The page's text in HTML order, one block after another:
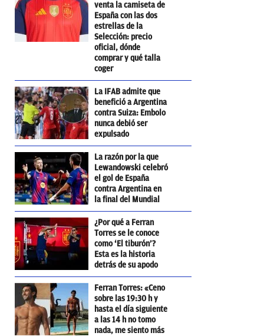
venta la camiseta de
España con las dos
estrellas de la
Selección: precio
oficial, dónde
comprar y qué talla
coger
La IFAB admite que
benefició a Argentina
contra Suiza: Embolo
nunca debió ser
expulsado
La razón por la que
Lewandowski celebró
el gol de España
contra Argentina en
la final del Mundial
¿Por qué a Ferran
Torres se le conoce
como ‘El tiburón’?
Esta es la historia
detrás de su apodo
Ferran Torres: «Ceno
sobre las 19:30 h y
hasta el día siguiente
a las 14 h no tomo
nada, me siento más